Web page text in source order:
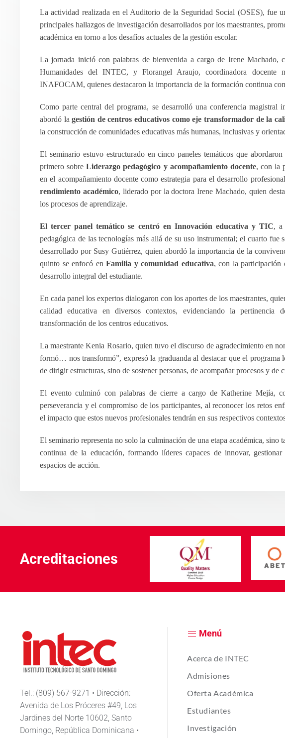
La actividad realizada en el Auditorio de la Seguridad Social (OSES), fue
principales hallazgos de investigación desarrollados por los maestrantes,
académica en torno a los desafíos actuales de la gestión escolar.
La jornada inició con palabras de bienvenida a cargo de Irene Machado,
Humanidades del INTEC, y Florangel Araujo, coordinadora docente
INAFOCAM, quienes destacaron la importancia de la formación continua
Como parte central del programa, se desarrolló una conferencia
abordó lagestión de centros educativos como eje transformador de la
la construcción de comunidades educativas más humanas, inclusivas y
El seminario estuvo estructurado en cinco paneles temáticos que
primero sobreLiderazgo pedagógico y acompañamiento docente, con la
en el acompañamiento docente como estrategia para el desarrollo
rendimiento académico, liderado por la doctora Irene Machado, quien
los procesos de aprendizaje.
El tercer panel temático se centró en Innovación educativa y TIC, a
pedagógica de las tecnologías más allá de su uso instrumental; el cuarto fue
desarrollado por Susy Gutiérrez, quien abordó la importancia de la
quinto se enfocó enFamilia y comunidad educativa, con la participación
desarrollo integral del estudiante.
En cada panel los expertos dialogaron con los aportes de los maestrantes,
calidad educativa en diversos contextos, evidenciando la pertinencia
transformación de los centros educativos.
La maestrante Kenia Rosario, quien tuvo el discurso de agradecimiento en
formó… nos transformó”, expresó la graduanda al destacar que el programa
de dirigir estructuras, sino de sostener personas, de acompañar procesos y
El evento culminó con palabras de cierre a cargo de Katherine Mejía,
perseverancia y el compromiso de los participantes, al reconocer los retos
el impacto que estos nuevos profesionales tendrán en sus respectivos
El seminario representa no solo la culminación de una etapa académica,
continua de la educación, formando líderes capaces de innovar,
espacios de acción.
Acreditaciones
Tel.: (809) 567-9271 • Dirección:
Avenida de Los Próceres #49, Los
Jardines del Norte 10602, Santo
Domingo, República Dominicana •
Menú
Acerca de INTEC
Admisiones
Oferta Académica
Estudiantes
Investigación